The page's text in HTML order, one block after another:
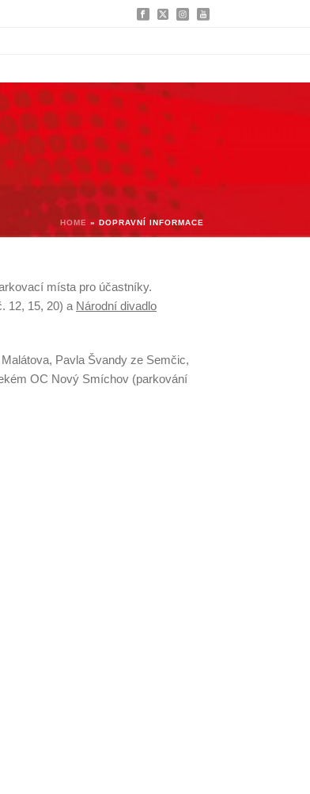
HOME » DOPRAVNÍ INFORMACE
místa pro účastníky.
12, 15, 20) a Národní divadlo
Pavla Švandy ze Semčic,
OC Nový Smíchov (parkování